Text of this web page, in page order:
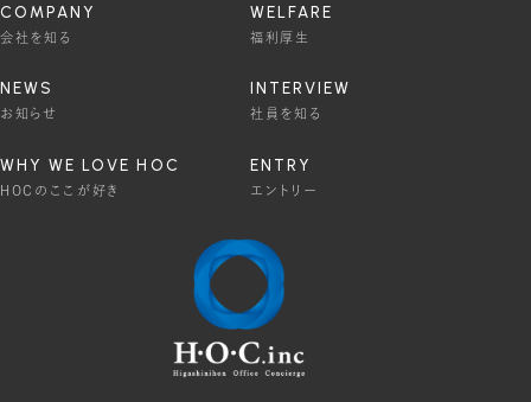
COMPANY
会社を知る
WELFARE
福利厚生
NEWS
お知らせ
INTERVIEW
社員を知る
WHY WE LOVE HOC
HOCのここが好き
ENTRY
エントリー